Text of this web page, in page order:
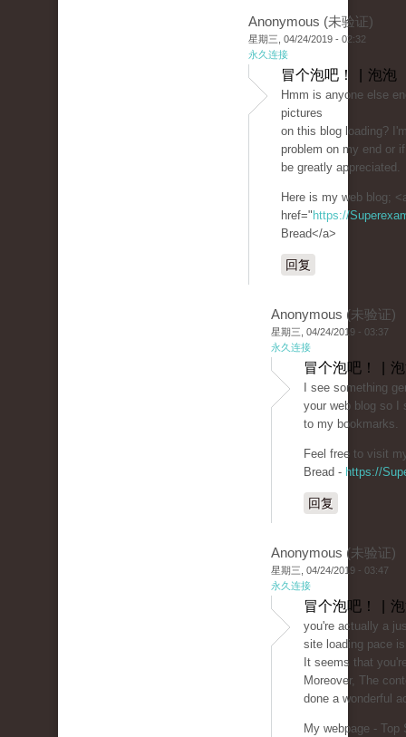
Anonymous (未验证)
星期三, 04/24/2019 - 02:32
永久连接
冒个泡吧！ | 泡泡
Hmm is anyone else
pictures
on this blog loading?
problem on my end or
be greatly appreciated.
Here is my web blog;
href=" https://
Bread</a>
回复
Anonymous (未验证)
星期三, 04/24/2019 - 03:37
永久连接
冒个泡吧！ |
I see something
your web blog so I
to my bookmarks.
Feel free to visit
Bread - https://
回复
Anonymous (未验证)
星期三, 04/24/2019 - 03:47
永久连接
冒个泡吧！ |
you're actually a
site loading pace
It seems that
Moreover, The
done a wonderful
My webpage - Top